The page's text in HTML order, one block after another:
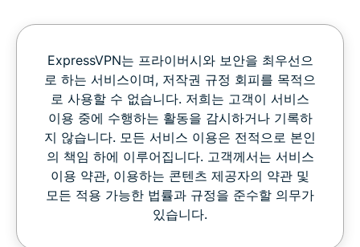
ExpressVPN는 프라이버시와 보안을 최우선으
로 하는 서비스이며, 저작권 규정 회피를 목적으
로 사용할 수 없습니다. 저희는 고객이 서비스
이용 중에 수행하는 활동을 감시하거나 기록하
지 않습니다. 모든 서비스 이용은 전적으로 본인
의 책임 하에 이루어집니다. 고객께서는 서비스
이용 약관, 이용하는 콘텐츠 제공자의 약관 및
모든 적용 가능한 법률과 규정을 준수할 의무가
있습니다.